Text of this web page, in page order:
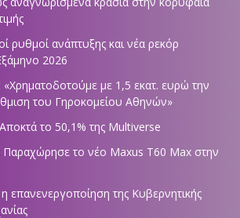
ρυθμοί ανάπτυξης και νέα ρεκόρ
2026
με 1,5 εκατ. ευρώ την
του Γηροκομείου Αθηνών»
το 50,1% της Multiverse
Παραχώρησε το νέο Maxus T60 Max στην
επανενεργοποίηση της Κυβερνητικής